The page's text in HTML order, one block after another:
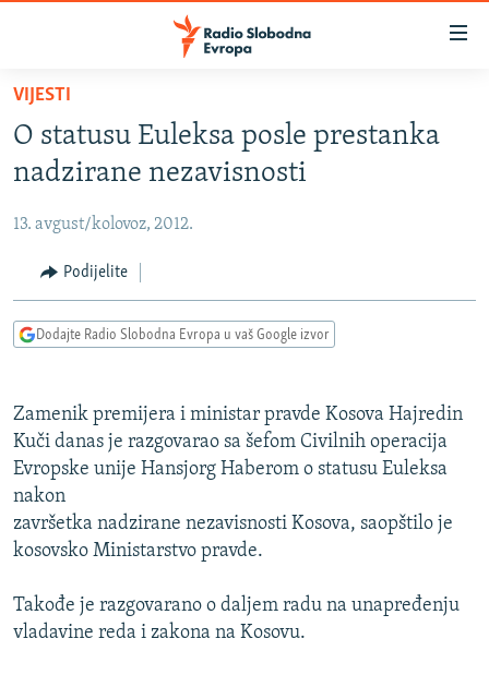
Pređite
glavni
sadržaj
na
navigaciju
Pređite
na
BOSNA I HERCEGOVINA
KOSOVO
CRNA GORA
VIDEO
INFOGRAFIKE
PODCASTI
KINA NA BALKANU
RSE PRIČE IZ SVIJETA
ISPRIČAJ MI
DNEVNO@RSE
VIŠE OD NASLOVA
VIJESTI
O statusu Euleksa posle prestanka
nadzirane nezavisnosti
13. avgust/kolovoz, 2012.
Podijelite
Dodajte Radio Slobodna Evropa u vaš Google izvor
Zamenik premijera i ministar pravde Kosova Hajredin
Kuči danas je razgovarao sa šefom Civilnih operacija
Evropske unije Hansjorg Haberom o statusu Euleksa
nakon
završetka nadzirane nezavisnosti Kosova, saopštilo je
kosovsko Ministarstvo pravde.
Takođe je razgovarano o daljem radu na unapređenju
vladavine reda i zakona na Kosovu.